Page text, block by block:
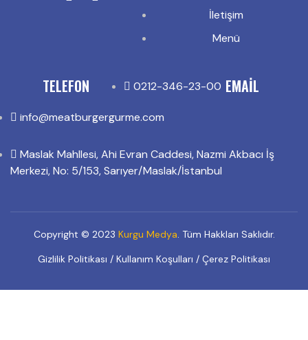
İletişim
Menü
TELEFON 0212-346-23-00 EMAIL
info@meatburgergurme.com
Maslak Mahllesi, Ahi Evran Caddesi, Nazmi Akbacı İş
Merkezi, No: 5/153, Sarıyer/Maslak/İstanbul
Copyright © 2023 Kurgu Medya. Tüm Hakkları Saklıdır.
Gizlilik Politikası / Kullanım Koşulları / Çerez Politikası